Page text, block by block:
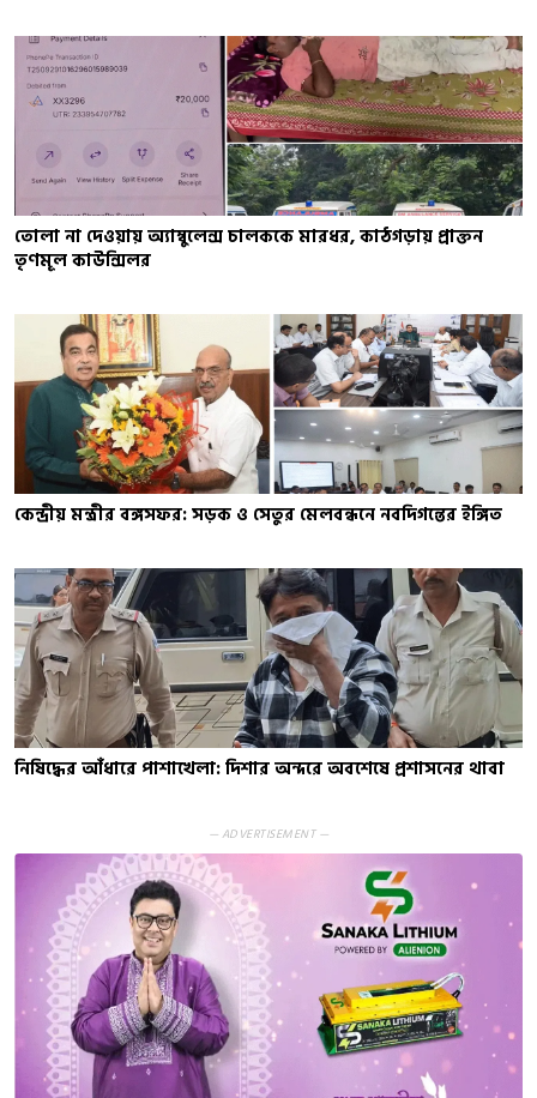
তোলা না দেওয়ায় অ্যাম্বুলেন্স চালককে মারধর, কাঠগড়ায় প্রাক্তন
তৃণমূল কাউন্সিলর
কেন্দ্রীয় মন্ত্রীর বঙ্গসফর: সড়ক ও সেতুর মেলবন্ধনে নবদিগন্তের ইঙ্গিত
নিষিদ্ধের আঁধারে পাশাখেলা: দিশার অন্দরে অবশেষে প্রশাসনের থাবা
— ADVERTISEMENT —